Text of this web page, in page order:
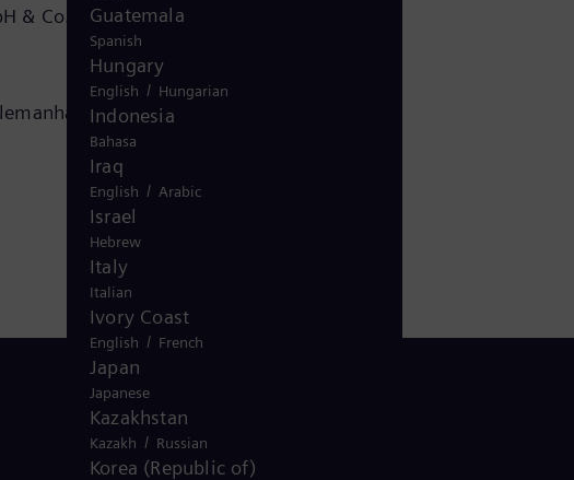
& Co. KG
Brazil
Guatemala
Spanish
Hungary
English / Hungarian
Indonesia
Bahasa
Iraq
English / Arabic
Israel
Hebrew
Italy
Italian
Ivory Coast
English / French
Japan
Japanese
Kazakhstan
Kazakh / Russian
Korea (Republic of)